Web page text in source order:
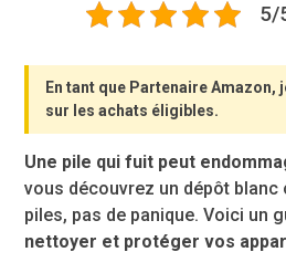
5/
En tant que Partenaire Amazon,
sur les achats éligibles.
Une pile qui fuit peut
vous découvrez un dépôt blanc
piles, pas de panique. Voici un
nettoyer et protéger vos